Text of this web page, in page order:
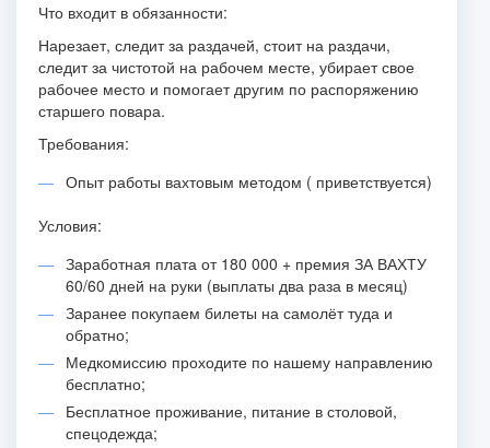
Что входит в обязанности:
Нарезает, следит за раздачей, стоит на раздачи,
следит за чистотой на рабочем месте, убирает свое
рабочее место и помогает другим по распоряжению
старшего повара.
Требования:
Опыт работы вахтовым методом ( приветствуется)
Условия:
Заработная плата от 180 000 + премия ЗА ВАХТУ
60/60 дней на руки (выплаты два раза в месяц)
Заранее покупаем билеты на самолёт туда и
обратно;
Медкомиссию проходите по нашему направлению
бесплатно;
Бесплатное проживание, питание в столовой,
спецодежда;